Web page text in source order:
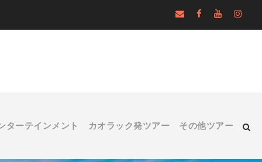
ターテインメント カオラック発ツアー その他ツアー